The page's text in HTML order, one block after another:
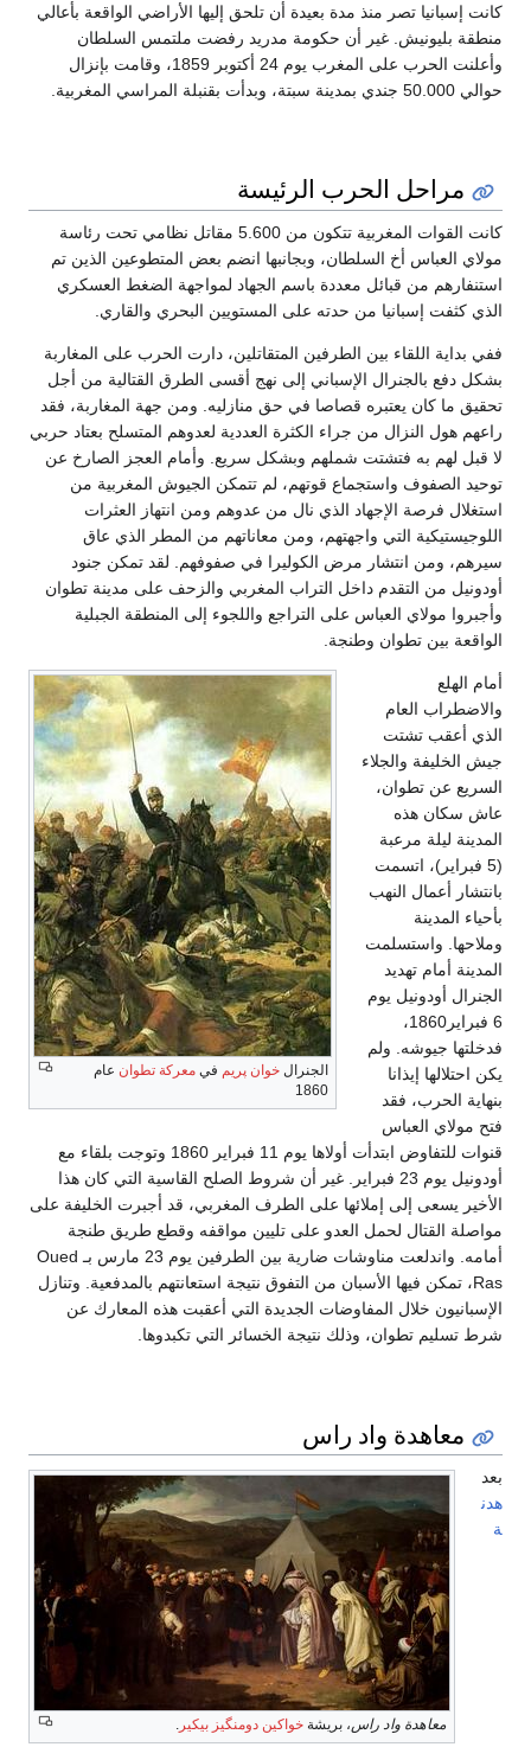
كانت إسبانيا تصر منذ مدة بعيدة أن تلحق إليها الأراضي الواقعة بأعالي
منطقة بليونيش. غير أن حكومة مدريد رفضت ملتمس السلطان
وأعلنت الحرب على المغرب يوم 24 أكتوبر 1859، وقامت بإنزال
حوالي 50.000 جندي بمدينة سبتة، وبدأت بقنبلة المراسي المغربية.
مراحل الحرب الرئيسة
كانت القوات المغربية تتكون من 5.600 مقاتل نظامي تحت رئاسة
مولاي العباس أخ السلطان، وبجانبها انضم بعض المتطوعين الذين تم
استنفارهم من قبائل معددة باسم الجهاد لمواجهة الضغط العسكري
الذي كثفت إسبانيا من حدته على المستويين البحري والقاري.
ففي بداية اللقاء بين الطرفين المتقاتلين، دارت الحرب على المغاربة
بشكل دفع بالجنرال الإسباني إلى نهج أقسى الطرق القتالية من أجل
تحقيق ما كان يعتبره قصاصا في حق منازليه. ومن جهة المغاربة، فقد
راعهم هول النزال من جراء الكثرة العددية لعدوهم المتسلح بعتاد حربي
لا قبل لهم به فتشتت شملهم وبشكل سريع. وأمام العجز الصارخ عن
توحيد الصفوف واستجماع قوتهم، لم تتمكن الجيوش المغربية من
استغلال فرصة الإجهاد الذي نال من عدوهم ومن انتهاز العثرات
اللوجيستيكية التي واجهتهم، ومن معاناتهم من المطر الذي عاق
سيرهم، ومن انتشار مرض الكوليرا في صفوفهم. لقد تمكن جنود
أودونيل من التقدم داخل التراب المغربي والزحف على مدينة تطوان
وأجبروا مولاي العباس على التراجع واللجوء إلى المنطقة الجبلية
الواقعة بين تطوان وطنجة.
الجنرال خوان پريم في معركة تطوان عام
1860
أمام الهلع
والاضطراب العام
الذي أعقب تشتت
جيش الخليفة والجلاء
السريع عن تطوان،
عاش سكان هذه
المدينة ليلة مرعبة
(5 فبراير)، اتسمت
بانتشار أعمال النهب
بأحياء المدينة
وملاحها. واستسلمت
المدينة أمام تهديد
الجنرال أودونيل يوم
6 فبراير1860،
فدخلتها جيوشه. ولم
يكن احتلالها إيذانا
بنهاية الحرب، فقد
فتح مولاي العباس
قنوات للتفاوض ابتدأت أولاها يوم 11 فبراير 1860 وتوجت بلقاء مع
أودونيل يوم 23 فبراير. غير أن شروط الصلح القاسية التي كان هذا
الأخير يسعى إلى إملائها على الطرف المغربي، قد أجبرت الخليفة على
مواصلة القتال لحمل العدو على تليين مواقفه وقطع طريق طنجة
أمامه. واندلعت مناوشات ضارية بين الطرفين يوم 23 مارس بـ Oued
Ras، تمكن فيها الأسبان من التفوق نتيجة استعانتهم بالمدفعية. وتنازل
الإسبانيون خلال المفاوضات الجديدة التي أعقبت هذه المعارك عن
شرط تسليم تطوان، وذلك نتيجة الخسائر التي تكبدوها.
معاهدة واد راس
معاهدة واد راس، بريشة خواكين دومنگيز بيكير .
بعد
هدن
ة